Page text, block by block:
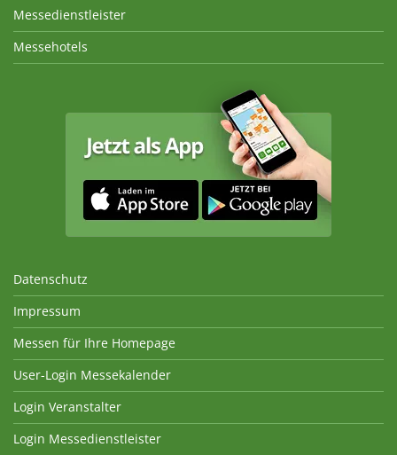
Messedienstleister
Messehotels
Datenschutz
Impressum
Messen für Ihre Homepage
User-Login Messekalender
Login Veranstalter
Login Messedienstleister